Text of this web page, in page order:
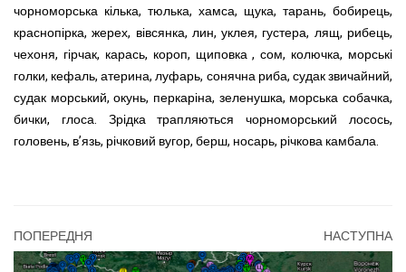
чорноморська кілька, тюлька, хамса, щука, тарань, бобирець,
краснопірка, жерех, вівсянка, лин, уклея, густера, лящ, рибець,
чехоня, гірчак, карась, короп, щиповка , сом, колючка, морські
голки, кефаль, атерина, луфарь, сонячна риба, судак звичайний,
судак морський, окунь, перкаріна, зеленушка, морська собачка,
бички, глоса. Зрідка трапляються чорноморський лосось,
головень, в’язь, річковий вугор, берш, носарь, річкова камбала.
ПОПЕРЕДНЯ НАСТУПНА